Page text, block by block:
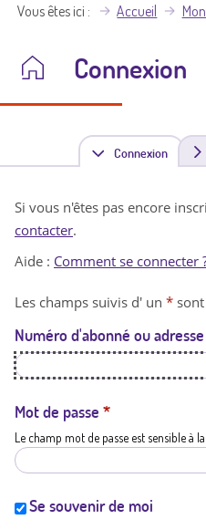
Vous êtes ici Accueil
Connexion
Connexion(
n
t
a
t
i
Si vous n'êtes pas encore
contacter.
Aide : Comment se connecter
Les champs suivis d' un *
Numéro d'abonné ou
Mot de passe *
Le champ mot de passe est sensible à
Se souvenir de moi